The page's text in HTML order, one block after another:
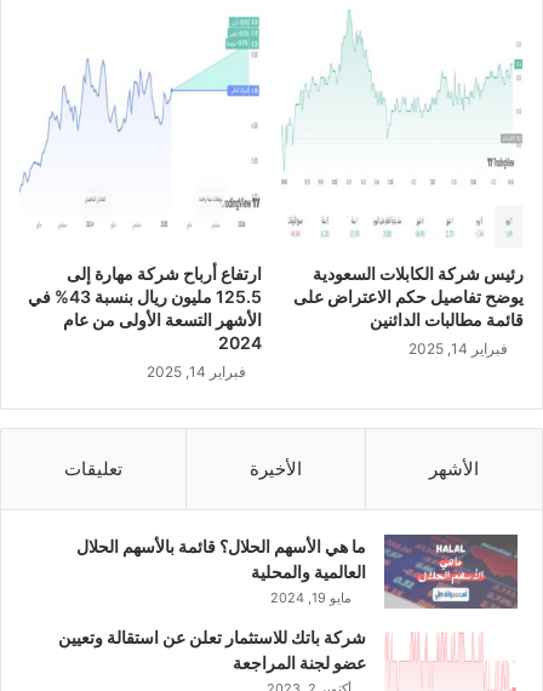
ن
ا
م
ج
ح
ا
ل
ف
رئيس شركة الكابلات السعودية
يوضح تفاصيل حكم الاعتراض على
قائمة مطالبات الدائنين
فبراير 14, 2025
ارتفاع أرباح شركة مهارة إلى
125.5 مليون ريال بنسبة 43% في
الأشهر التسعة الأولى من عام
2024
فبراير 14, 2025
الأشهر الأخيرة تعليقات
ما هي الأسهم الحلال؟ قائمة بالأسهم الحلال
العالمية والمحلية
مايو 19, 2024
شركة باتك للاستثمار تعلن عن استقالة وتعيين
عضو لجنة المراجعة